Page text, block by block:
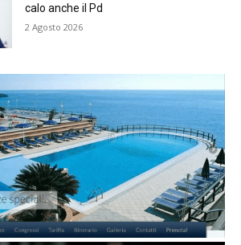
calo anche il Pd
2 Agosto 2026